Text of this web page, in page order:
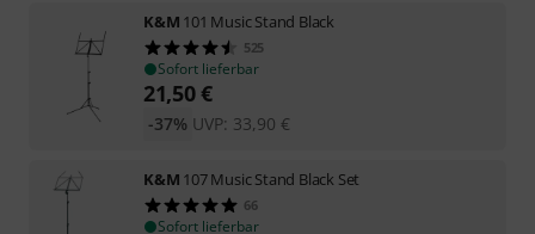
K&M 101 Music Stand Black
525
Sofort lieferbar
21,50€
UVP: 33,90 €
-37%
K&M 107 Music Stand Black Set
66
Sofort lieferbar